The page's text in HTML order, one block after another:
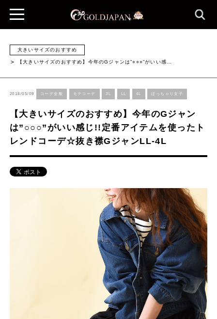
大きいサイズのおすすめ
【大きいサイズのおすすめ】今年のGジャンは”○○○”がいい感…
2018/05/09 コーデ全般 モテコーデ 3L LL 4L ぽっちゃり女子
【大きいサイズのおすすめ】今年のGジャン
は”○○○”がいい感じ!!定番アイテムを使ったト
レンドコーデ☆抜き襟GジャンLL-4L